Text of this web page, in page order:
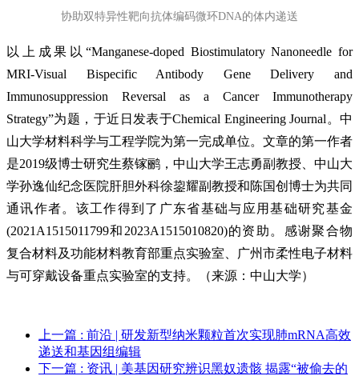
协助双特异性靶向抗体编码微环DNA的体内递送
以上成果以“Manganese-doped Biostimulatory Nanoneedle for
MRI-Visual Bispecific Antibody Gene Delivery and
Immunosuppression Reversal as a Cancer Immunotherapy
Strategy”为题，于近日发表于Chemical Engineering Journal。中
山大学材料科学与工程学院为第一完成单位。文章的第一作者
是2019级博士研究生蔡镓鹂，中山大学王志勇副教授、中山大
学孙逸仙纪念医院肝胆外科徐鋆耀副教授和陈国创博士为共同
通讯作者。该工作得到了广东省基础与应用基础研究基金
(2021A1515011799和2023A1515010820)的资助。感谢聚合物
复合材料及功能材料教育部重点实验室、广州市柔性电子材料
与可穿戴设备重点实验室的支持。（来源：中山大学）
上一篇 : 前沿 | 研发新型纳米颗粒首次实现肺mRNA高效
递送和基因组编辑
下一篇 : 资讯 | 美基因研究辨识黑奴遗骸 揭露“被偷去的